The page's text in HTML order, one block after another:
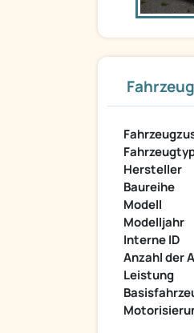
Hersteller
Baureihe
Modell
Modelljahr
Interne ID
Anzahl der
Leistung